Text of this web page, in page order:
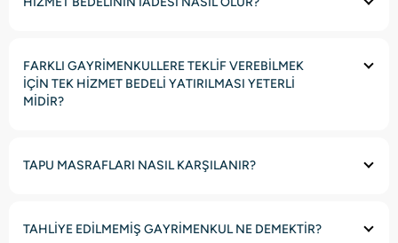
FARKLI GAYRİMENKULLERE TEKLİF VEREBİLMEK
İÇİN TEK HİZMET BEDELİ YATIRILMASI YETERLİ
MİDİR?
TAPU MASRAFLARI NASIL KARŞILANIR?
TAHLİYE EDİLMEMİŞ GAYRİMENKUL NE DEMEKTİR?